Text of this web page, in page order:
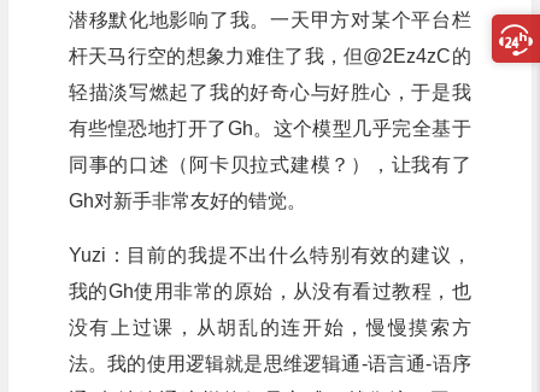
潜移默化地影响了我。一天甲方对某个平台栏
杆天马行空的想象力难住了我，但@2Ez4zC的
轻描淡写燃起了我的好奇心与好胜心，于是我
有些惶恐地打开了Gh。这个模型几乎完全基于
同事的口述（阿卡贝拉式建模？），让我有了
Gh对新手非常友好的错觉。
Yuzi：目前的我提不出什么特别有效的建议，
我的Gh使用非常的原始，从没有看过教程，也
没有上过课，从胡乱的连开始，慢慢摸索方
法。我的使用逻辑就是思维逻辑通-语言通-语序